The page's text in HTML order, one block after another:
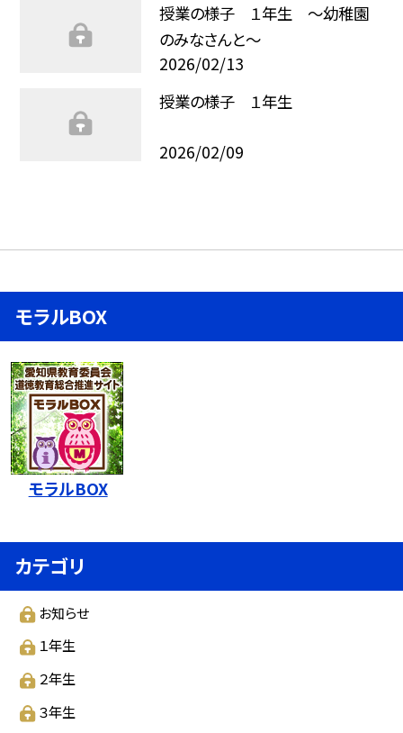
授業の様子 １年生 ～幼稚園
のみなさんと～
2026/02/13
授業の様子 １年生
2026/02/09
モラルBOX
モラルBOX
カテゴリ
お知らせ
１年生
２年生
３年生